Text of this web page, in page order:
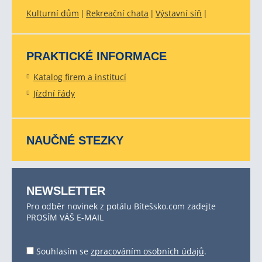
Kulturní dům Rekreační chata Výstavní síň
PRAKTICKÉ INFORMACE
Katalog firem a institucí
Jízdní řády
NAUČNÉ STEZKY
NEWSLETTER
Pro odběr novinek z potálu Bítešsko.com zadejte
PROSÍM VÁŠ E-MAIL
Souhlasím se zpracováním osobních údajů.